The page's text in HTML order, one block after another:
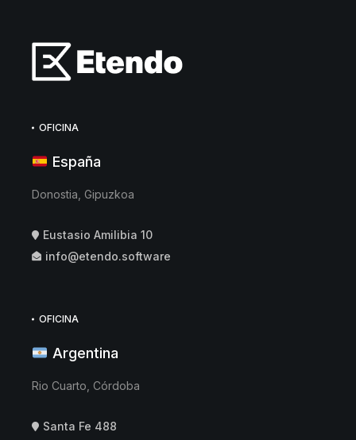
OFICINA
España
Donostia, Gipuzkoa
Eustasio Amilibia 10
info@etendo.software
OFICINA
Argentina
Rio Cuarto, Córdoba
Santa Fe 488